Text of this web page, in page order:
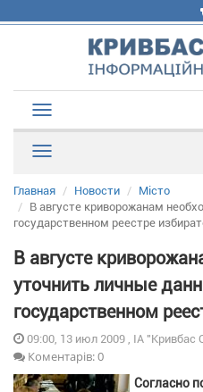
Главная Новости
Місто
В августе криворожанам
государственном реестре
В августе
уточнить личные
государственном
09:00, 13 июл 2009 , ІА "Кривбас
Коментарів: 0
Согласно